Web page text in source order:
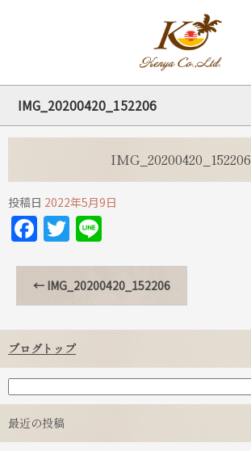
IMG_20200420_152206
IMG_20200420_152206
投稿日 2022年5月9日
Facebook
Twitter
← IMG_20200420_152206
ブログトップ
最近の投稿